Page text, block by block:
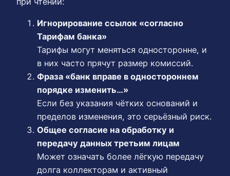
Игнорирование ссылок «согласно
Тарифам банка»
Тарифы могут меняться односторонне, и
в них часто прячут размер комиссий.
Фраза «банк вправе в одностороннем
порядке изменить…»
Если без указания чётких оснований и
пределов изменения, это серьёзный риск.
Общее согласие на обработку и
передачу данных третьим лицам
Может означать более лёгкую передачу
долга коллекторам и активный